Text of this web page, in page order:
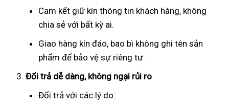
Cam kết giữ kín thông tin khách hàng, không
chia sẻ với bất kỳ ai.
Giao hàng kín đáo, bao bì không ghi tên sản
phẩm để bảo vệ sự riêng tư.
Đổi trả dễ dàng, không ngại rủi ro
Đổi trả với các lý do: